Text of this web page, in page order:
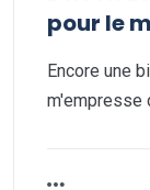
pour le
Encore une
m'empresse